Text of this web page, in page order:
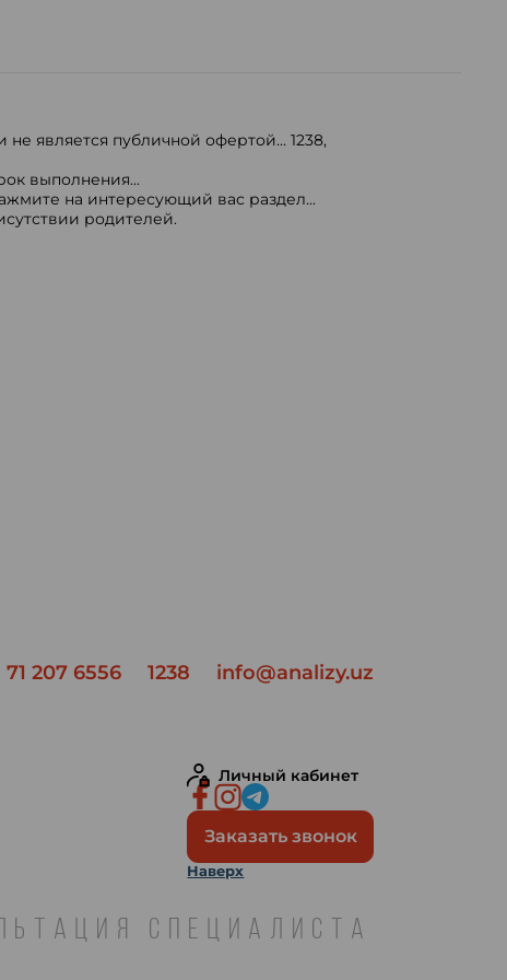
является публичной офертой... 1238,
выполнения...
на интересующий вас раздел...
родителей.
71 207 6556 1238 info@analizy.uz
Личный кабинет
Заказать звонок
Наверх
СПЕЦИАЛИСТА